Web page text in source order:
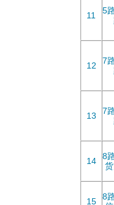
11
5
12
7
13
7
14
8
15
8